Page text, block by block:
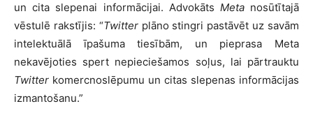
un cita slepenai informācijai. Advokāts Metanosūtītajā
vēstulē rakstījis: “Twitterplāno stingri pastāvēt uz savām
intelektuālā īpašuma tiesībām, un pieprasa Meta
nekavējoties spert nepieciešamos soļus, lai pārtrauktu
Twitter komercnoslēpumu un citas slepenas informācijas
izmantošanu.”